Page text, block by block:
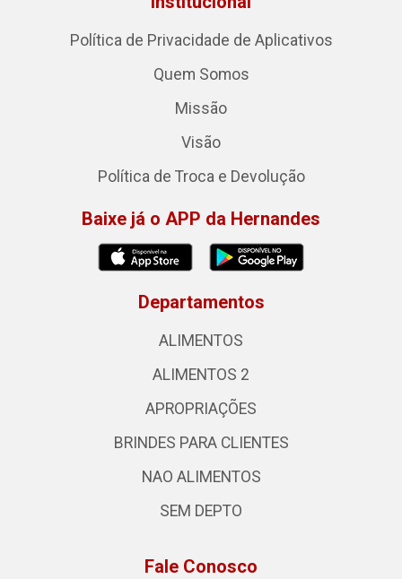
Política de Privacidade de Aplicativos
Quem Somos
Missão
Visão
Política de Troca e Devolução
Baixe já o APP da Hernandes
Departamentos
ALIMENTOS
ALIMENTOS 2
APROPRIAÇÕES
BRINDES PARA CLIENTES
NAO ALIMENTOS
SEM DEPTO
Fale Conosco